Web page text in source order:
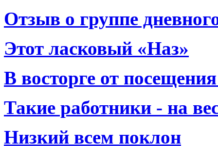
Отзыв о группе
Этот ласковый «Наз»
В восторге от
Такие работники - на
Низкий всем поклон